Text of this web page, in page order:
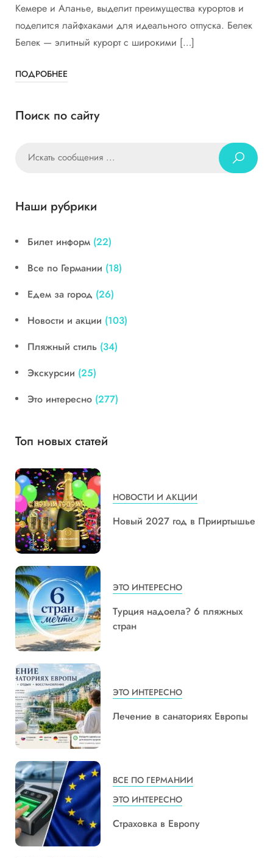
Кемере и Аланье, выделит преимущества курортов и
поделится лайфхаками для идеального отпуска. Белек
Белек — элитный курорт с широкими […]
ПОДРОБНЕЕ
Поиск по сайту
Наши рубрики
Билет информ (22)
Все по Германии (18)
Едем за город (26)
Новости и акции (103)
Пляжный стиль (34)
Экскурсии (25)
Это интересно (277)
Топ новых статей
НОВОСТИ И АКЦИИ
Новый 2027 год в Прииртышье
ЭТО ИНТЕРЕСНО
Турция надоела? 6 пляжных
стран
ЭТО ИНТЕРЕСНО
Лечение в санаториях Европы
ВСЕ ПО ГЕРМАНИИ
ЭТО ИНТЕРЕСНО
Страховка в Европу